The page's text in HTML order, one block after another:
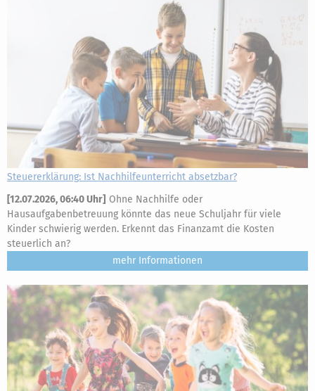
Steuererklärung: Ist Nachhilfeunterricht absetzbar?
[12.07.2026, 06:40 Uhr] Ohne Nachhilfe oder
Hausaufgabenbetreuung könnte das neue Schuljahr für viele
Kinder schwierig werden. Erkennt das Finanzamt die Kosten
steuerlich an?
mehr